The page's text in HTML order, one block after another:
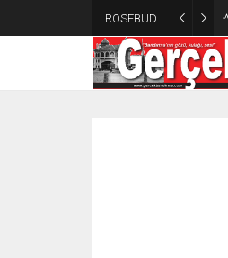
ROSEBUD